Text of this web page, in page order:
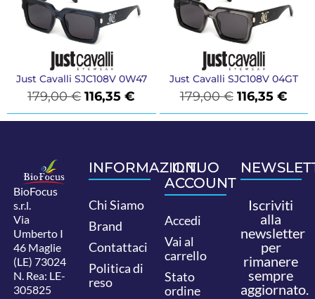
Just Cavalli SJC108V 0W47
179,00€ 116,35€
Just Cavalli SJC108V 04GT
179,00€ 116,35 €
BioFocus
s.r.l.
Via
Umberto I
46 Maglie
(LE) 73024
N. Rea: LE-
305825
INFORMAZIONI
Chi Siamo
Brand
Contattaci
Politica di
reso
IL TUO
ACCOUNT
Accedi
Vai al
carrello
Stato
ordine
Iscriviti
alla
newsletter
per
rimanere
sempre
aggiornato.